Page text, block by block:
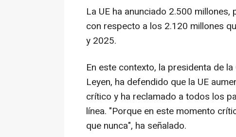
La UE ha anunciado 2.500
con respecto a los 2.120 millones
y 2025.
En este contexto, la presidenta de
Leyen, ha defendido que la UE
crítico y ha reclamado a todos los
línea. "Porque en este momento
que nunca", ha señalado.